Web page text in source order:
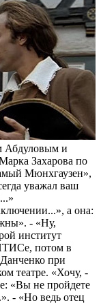
Абдуловым и
Захарова по
Мюнхгаузен»,
уважал ваш
а она:
- «Ну,
институт
потом в
при
театре. «Хочу, -
«Вы не пройдете
- «Но ведь отец